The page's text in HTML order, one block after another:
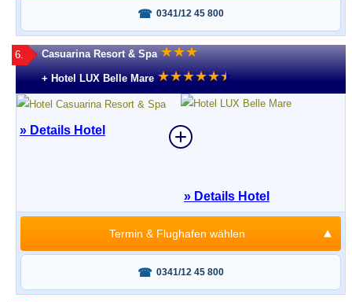
0341/12 45 800
6. Casuarina Resort & Spa ★★★
+ Hotel LUX Belle Mare ★★★★★★
★
» Details Hotel
» Details Hotel
0341/12 45 800
Termin & Flughafen wählen